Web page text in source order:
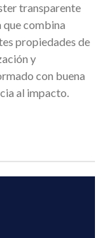
transparente
que combina
propiedades de
y
con buena
al impacto.